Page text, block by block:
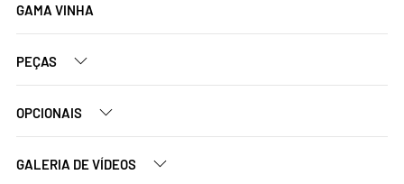
GAMA VINHA
PEÇAS
OPCIONAIS
GALERIA DE VÍDEOS